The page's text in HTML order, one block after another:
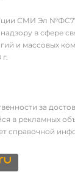
СМИ Эл
в сфере
и массовых
за
в рекламных
справочной